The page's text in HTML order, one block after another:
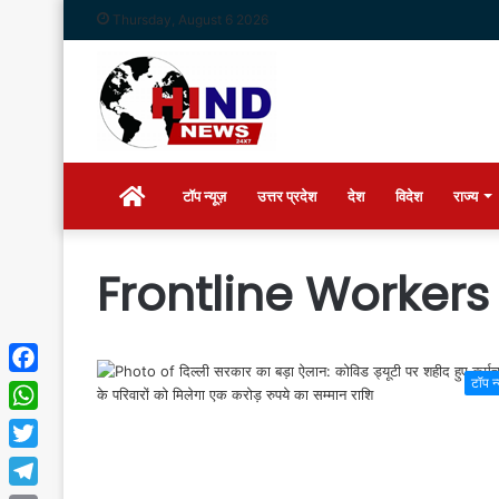
Thursday, August 6 2026
Homeटॉप न्यूज़ उत्तर प्रदेश देश विदेश राज्य
Frontline Workers
टॉप
Facebook
WhatsApp
Twitter